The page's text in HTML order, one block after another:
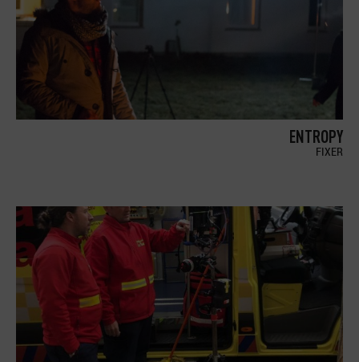
ENTROPY
FIXER